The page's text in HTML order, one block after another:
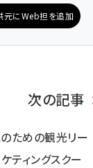
元にWeb担を追加
次の記事
ための観光リー
ティングスクー